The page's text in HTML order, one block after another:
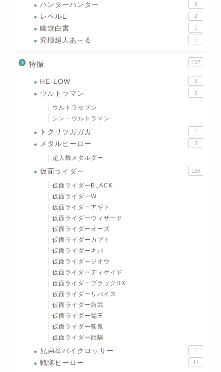
ハンターハンター 2
レベルE 2
幽遊白書 1
究極超人あ～る 1
特撮 152
HE-LOW 3
ウルトラマン 3
ウルトラセブン
シン・ウルトラマン
トクサツガガガ 1
メタルヒーロー 3
超人機メタルダー
仮面ライダー 125
仮面ライダーBLACK
仮面ライダーW
仮面ライダーアギト
仮面ライダーウィザード
仮面ライダーオーズ
仮面ライダーカブト
仮面ライダーキバ
仮面ライダージオウ
仮面ライダーディケイド
仮面ライダーブラックRX
仮面ライダーリバイス
仮面ライダー鎧武
仮面ライダー電王
仮面ライダー響鬼
仮面ライダー龍騎
兄弟拳バイクロッサー 1
戦隊ヒーロー 14